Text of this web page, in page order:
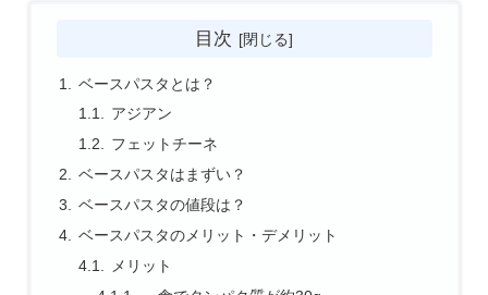
目次
ベースパスタとは？
アジアン
フェットチーネ
ベースパスタはまずい？
ベースパスタの値段は？
ベースパスタのメリット・デメリット
メリット